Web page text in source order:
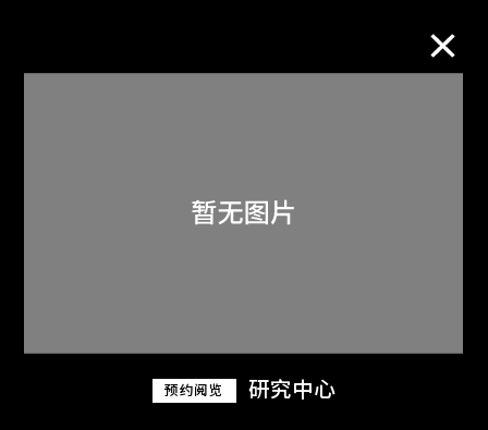
预约阅览 研究中心
关于M+藏品
探索世界顶级的二十及二十一世纪视觉